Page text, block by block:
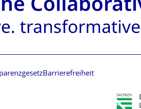
Barrierefreiheit